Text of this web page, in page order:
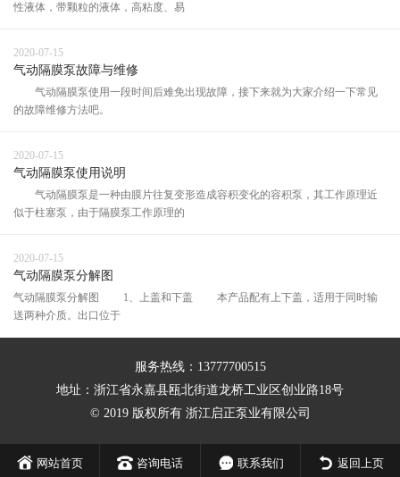
性液体，带颗粒的液体，高粘度、易
2020-07-15
气动隔膜泵故障与维修
气动隔膜泵使用一段时间后难免出现故障，接下来就为大家介绍一下常见
的故障维修方法吧。
2020-07-15
气动隔膜泵使用说明
气动隔膜泵是一种由膜片往复变形造成容积变化的容积泵，其工作原理近
似于柱塞泵，由于隔膜泵工作原理的
2020-07-15
气动隔膜泵分解图
气动隔膜泵分解图 1、上盖和下盖 本产品配有上下盖，适用于同时输
送两种介质。出口位于
服务热线：13777700515
地址：浙江省永嘉县瓯北街道龙桥工业区创业路18号
© 2019 版权所有 浙江启正泵业有限公司
网站首页 咨询电话 联系我们 返回上页